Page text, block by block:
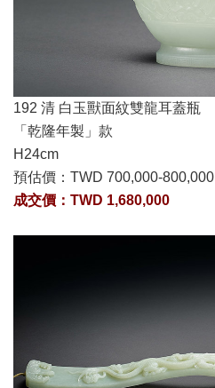
192 清 白玉獸面紋雙龍耳蓋瓶
「乾隆年製」款
H24cm
預估價： TWD 700,000-800,000
成交價：TWD 1,680,000